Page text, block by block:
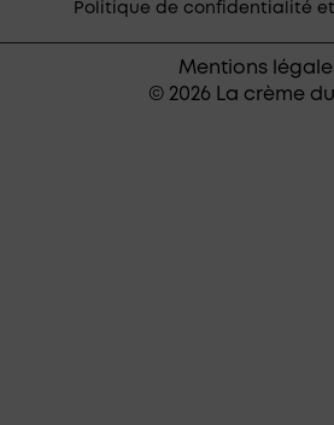
Politique de confidentialité
Mentions
© 2026 La crème